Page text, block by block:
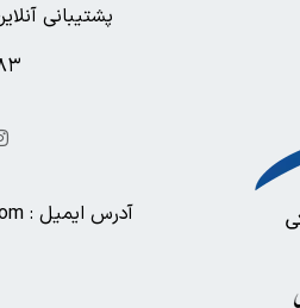
پشتیبانی
آدرس ایمیل : Digibookshahr@gmail.com